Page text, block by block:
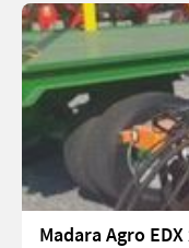
Madara Agro EDX